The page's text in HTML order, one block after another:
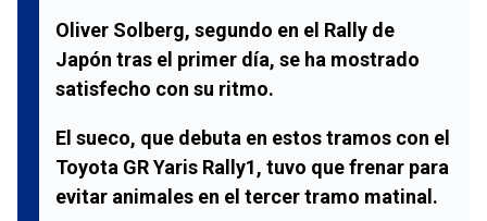
Oliver Solberg, segundo en el Rally de
Japón tras el primer día, se ha mostrado
satisfecho con su ritmo.
El sueco, que debuta en estos tramos con el
Toyota GR Yaris Rally1, tuvo que frenar para
evitar animales en el tercer tramo matinal.